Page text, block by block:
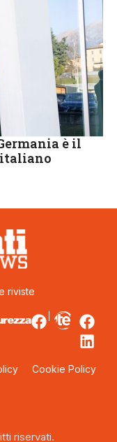
è il
italiano
riviste
Cookie Policy
riservati.